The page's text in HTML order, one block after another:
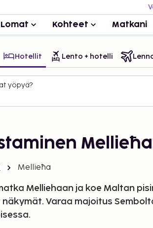
Lomat Kohteet Matkani
Hotellit Lento + hotelli
yöpyä?
Mellieħa
Melliehaan ja koe Maltan
näkymät. Varaa majoitus